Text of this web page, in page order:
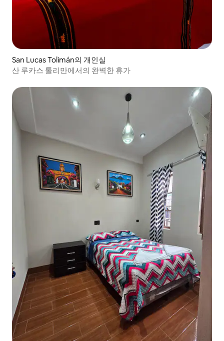
San Lucas Tolimán의 개인실
산 루카스 톨리만에서의 완벽한 휴가